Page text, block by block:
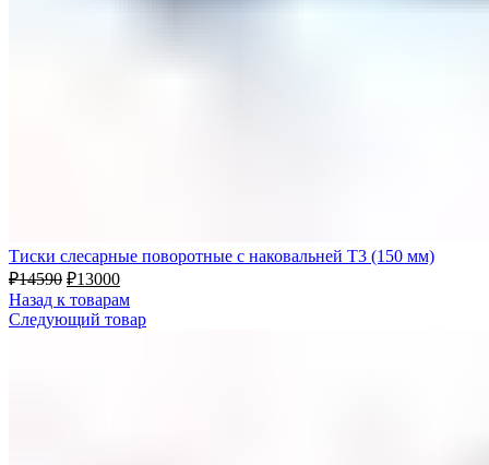
Тиски слесарные поворотные с наковальней Т3 (150 мм)
₽14590 ₽13000
Назад к товарам
Следующий товар